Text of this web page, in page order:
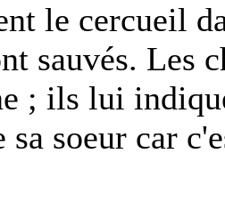
le cercueil
sauvés. Les
; ils lui
soeur car